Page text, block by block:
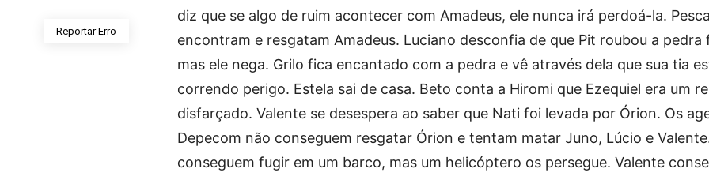
Reportar Erro
diz que se algo de ruim acontecer com Amadeus, ele nunca irá perdoá-la.
encontram e resgatam Amadeus. Luciano desconfia de que Pit roubou a pedra
mas ele nega. Grilo fica encantado com a pedra e vê através dela que sua tia
correndo perigo. Estela sai de casa. Beto conta a Hiromi que Ezequiel era um
disfarçado. Valente se desespera ao saber que Nati foi levada por Órion. Os
Depecom não conseguem resgatar Órion e tentam matar Juno, Lúcio e
conseguem fugir em um barco, mas um helicóptero os persegue. Valente